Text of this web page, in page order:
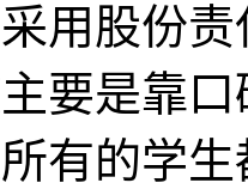
用股份
要是靠
有的学